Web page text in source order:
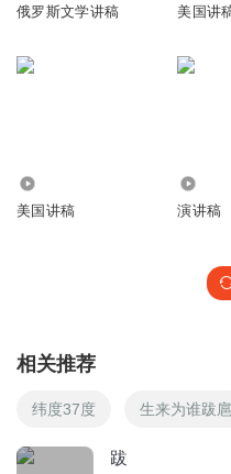
俄罗斯文学讲稿 美国讲
美国讲稿 演讲稿
相关推荐
纬度37度 生来为谁跋扈
跋